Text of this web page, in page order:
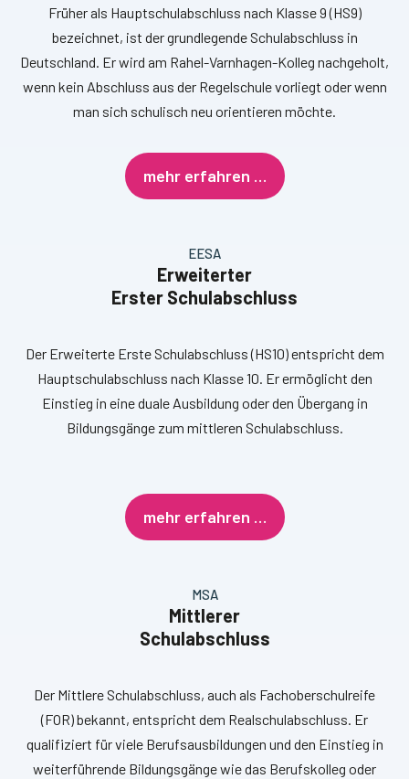
Früher als Hauptschulabschluss nach Klasse 9 (HS9)
bezeichnet, ist der grundlegende Schulabschluss in
Deutschland. Er wird am Rahel-Varnhagen-Kolleg nachgeholt,
wenn kein Abschluss aus der Regelschule vorliegt oder wenn
man sich schulisch neu orientieren möchte.
mehr erfahren …
EESA
Erweiterter
Erster Schulabschluss
Der Erweiterte Erste Schulabschluss (HS10) entspricht dem
Hauptschulabschluss nach Klasse 10. Er ermöglicht den
Einstieg in eine duale Ausbildung oder den Übergang in
Bildungsgänge zum mittleren Schulabschluss.
mehr erfahren …
MSA
Mittlerer
Schulabschluss
Der Mittlere Schulabschluss, auch als Fachoberschulreife
(FOR) bekannt, entspricht dem Realschulabschluss. Er
qualifiziert für viele Berufsausbildungen und den Einstieg in
weiterführende Bildungsgänge wie das Berufskolleg oder